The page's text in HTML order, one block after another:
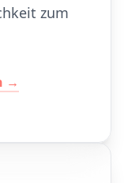
zum
→